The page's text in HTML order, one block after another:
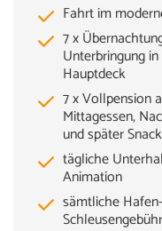
Fahrt im
7 x
Unterbringung
Hauptdeck
7 x Vollpension
Mittagessen,
und später Snack
tägliche
Animation
sämtliche